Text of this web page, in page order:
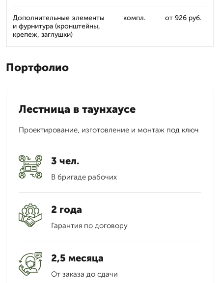
Дополнительные элементы
и фурнитура (кронштейны,
крепеж, заглушки)
компл. от 926 руб.
Портфолио
Лестница в таунхаусе
Проектирование, изготовление и монтаж под ключ
3 чел.
В бригаде рабочих
2 года
Гарантия по договору
2,5 месяца
От заказа до сдачи